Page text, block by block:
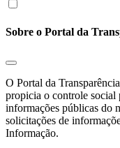
Sobre o Portal da
O Portal da
propicia o controle social
informações públicas do
solicitações de
Informação.